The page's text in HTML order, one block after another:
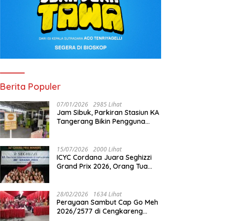
Berita Populer
07/01/2026 2985 Lihat
Jam Sibuk, Parkiran Stasiun KA
Tangerang Bikin Pengguna
15/07/2026 2000 Lihat
ICYC Cordana Juara Seghizzi
Grand Prix 2026, Orang Tua
Indonesia
28/02/2026 1634 Lihat
Perayaan Sambut Cap Go Meh
2026/2577 di Cengkareng